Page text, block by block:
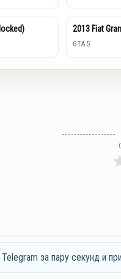
2013 Fiat
GTA 5
за пару секунд и